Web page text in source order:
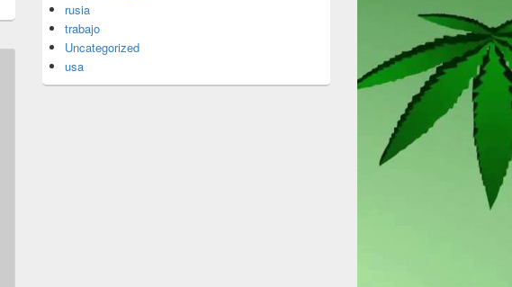
rusia
trabajo
Uncategorized
usa